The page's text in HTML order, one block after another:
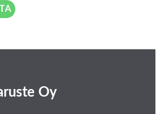
Oy